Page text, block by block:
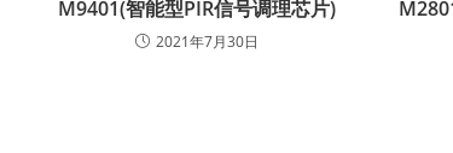
M9401(智能型PIR信号调理芯片)
2021年7月30日